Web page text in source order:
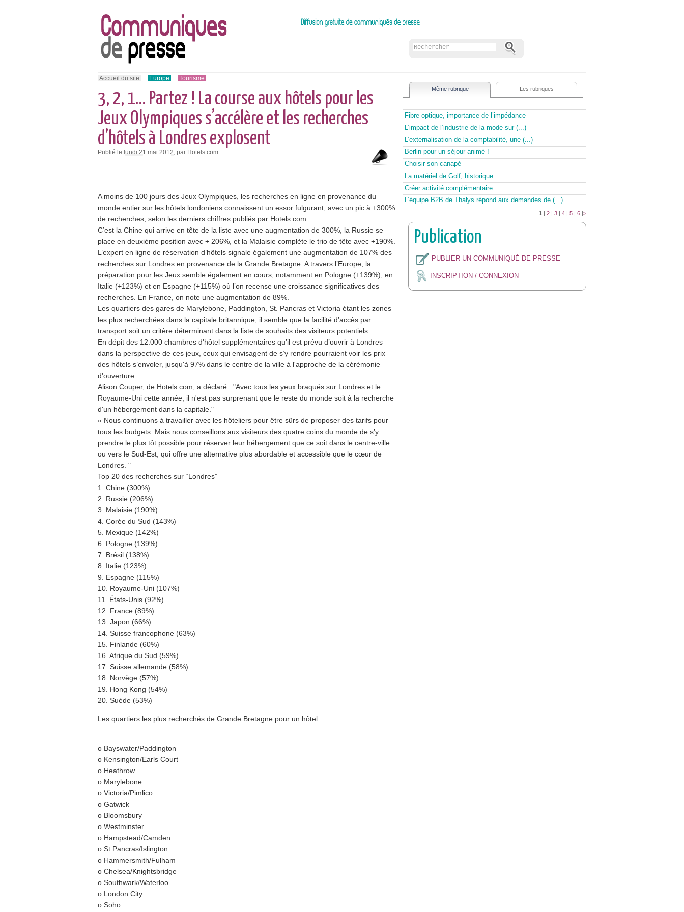
Accueil du site Europe Tourisme
3, 2, 1… Partez ! La course aux hôtels pour les
Jeux Olympiques s’accélère et les recherches
d’hôtels à Londres explosent
Publié le lundi 21 mai 2012 , par Hotels.com
A moins de 100 jours des Jeux Olympiques, les recherches en ligne en provenance du
monde entier sur les hôtels londoniens connaissent un essor fulgurant, avec un pic à +300%
de recherches, selon les derniers chiffres publiés par Hotels.com.
C’est la Chine qui arrive en tête de la liste avec une augmentation de 300%, la Russie se
place en deuxième position avec + 206%, et la Malaisie complète le trio de tête avec +190%.
L’expert en ligne de réservation d’hôtels signale également une augmentation de 107% des
recherches sur Londres en provenance de la Grande Bretagne. A travers l’Europe, la
préparation pour les Jeux semble également en cours, notamment en Pologne (+139%), en
Italie (+123%) et en Espagne (+115%) où l’on recense une croissance significatives des
recherches. En France, on note une augmentation de 89%.
Les quartiers des gares de Marylebone, Paddington, St. Pancras et Victoria étant les zones
les plus recherchées dans la capitale britannique, il semble que la facilité d’accès par
transport soit un critère déterminant dans la liste de souhaits des visiteurs potentiels.
En dépit des 12.000 chambres d'hôtel supplémentaires qu’il est prévu d’ouvrir à Londres
dans la perspective de ces jeux, ceux qui envisagent de s’y rendre pourraient voir les prix
des hôtels s’envoler, jusqu'à 97% dans le centre de la ville à l'approche de la cérémonie
d'ouverture.
Alison Couper, de Hotels.com, a déclaré : "Avec tous les yeux braqués sur Londres et le
Royaume-Uni cette année, il n'est pas surprenant que le reste du monde soit à la recherche
d'un hébergement dans la capitale."
« Nous continuons à travailler avec les hôteliers pour être sûrs de proposer des tarifs pour
tous les budgets. Mais nous conseillons aux visiteurs des quatre coins du monde de s’y
prendre le plus tôt possible pour réserver leur hébergement que ce soit dans le centre-ville
ou vers le Sud-Est, qui offre une alternative plus abordable et accessible que le cœur de
Londres. "
Top 20 des recherches sur “Londres”
1. Chine (300%)
2. Russie (206%)
3. Malaisie (190%)
4. Corée du Sud (143%)
5. Mexique (142%)
6. Pologne (139%)
7. Brésil (138%)
8. Italie (123%)
9. Espagne (115%)
10. Royaume-Uni (107%)
11. États-Unis (92%)
12. France (89%)
13. Japon (66%)
14. Suisse francophone (63%)
15. Finlande (60%)
16. Afrique du Sud (59%)
17. Suisse allemande (58%)
18. Norvège (57%)
19. Hong Kong (54%)
20. Suède (53%)
Les quartiers les plus recherchés de Grande Bretagne pour un hôtel
o Bayswater/Paddington
o Kensington/Earls Court
o Heathrow
o Marylebone
o Victoria/Pimlico
o Gatwick
o Bloomsbury
o Westminster
o Hampstead/Camden
o St Pancras/Islington
o Hammersmith/Fulham
o Chelsea/Knightsbridge
o Southwark/Waterloo
o London City
o Soho
Même rubrique Les rubriques
Fibre optique, importance de l’impédance
L’impact de l’industrie de la mode sur (...)
L’externalisation de la comptabilité, une (...)
Berlin pour un séjour animé !
Choisir son canapé
La matériel de Golf, historique
Créer activité complémentaire
L’équipe B2B de Thalys répond aux demandes de (...)
1 | 2 | 3 | 4 | 5 | 6 |>
Publication
PUBLIER UN COMMUNIQUÉ DE PRESSE
INSCRIPTION / CONNEXION